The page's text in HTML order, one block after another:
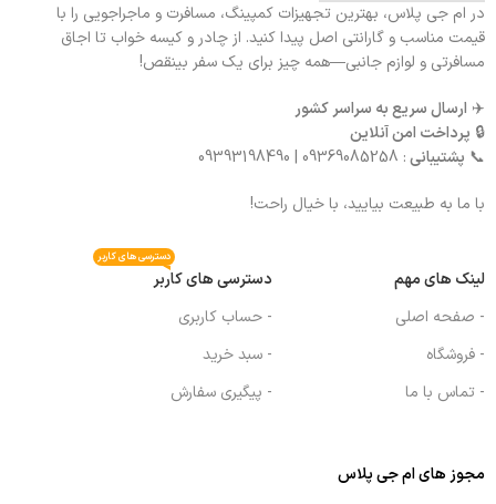
در ام جی پلاس، بهترین تجهیزات کمپینگ، مسافرت و ماجراجویی را با
قیمت مناسب و گارانتی اصل پیدا کنید. از چادر و کیسه خواب تا اجاق
مسافرتی و لوازم جانبی—همه چیز برای یک سفر بینقص!
✈️ ارسال سریع به سراسر کشور
🔒 پرداخت امن آنلاین
📞 پشتیبانی: 09369085258 | 09393198490
با ما به طبیعت بیایید، با خیال راحت!
لینک های مهم
- صفحه اصلی
- فروشگاه
- تماس با ما
دسترسی های کاربر
دسترسی های کاربر
- حساب کاربری
- سبد خرید
- پیگیری سفارش
مجوز های ام جی پلاس